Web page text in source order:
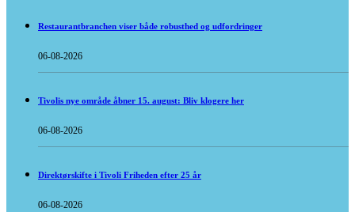
Restaurantbranchen viser både robusthed og udfordringer
06-08-2026
Tivolis nye område åbner 15. august: Bliv klogere her
06-08-2026
Direktørskifte i Tivoli Friheden efter 25 år
06-08-2026